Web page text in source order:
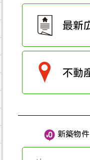
最新
不動
新築物